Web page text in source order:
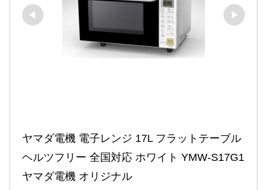
ヤマダ電機 電子レンジ 17L フラットテーブル
ヘルツフリー 全国対応 ホワイト YMW-S17G1
ヤマダ電機 オリジナル